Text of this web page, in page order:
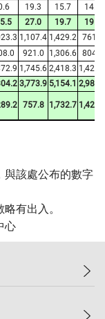
19.3 15.7
14.8
27.0 19.7
19.7
1,107.4 1,429.2 761.9
921.0 1,306.6
804.3
1,745.6 2,418.3
3,773.9 5,154.1
757.8 1,732.7
與該處公布的數字
有出入。
心